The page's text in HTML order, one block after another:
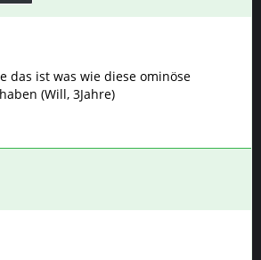
das ist was wie diese ominöse
(Will, 3Jahre)